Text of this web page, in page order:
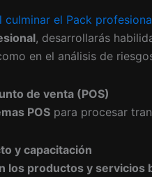
culminar el Pack
, desarrollarás
en el análisis de
de venta (POS)
POS para procesar
y capacitación
los productos y servicios